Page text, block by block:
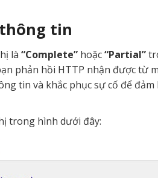
tin
là “Complete” hoặc“Partial”
phản hồi HTTP nhận được từ
tin và khắc phục sự cố để
trong hình dưới đây: